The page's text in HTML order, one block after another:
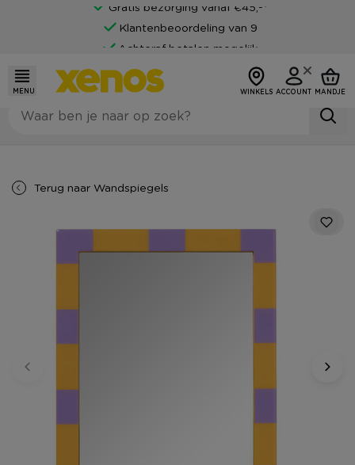
Gratis bezorging vanaf €45,-*
Klantenbeoordeling van 9
Achteraf betalen mogelijk
MENU WINKELS ACCOUNT MANDJE
Terug naar Wandspiegels